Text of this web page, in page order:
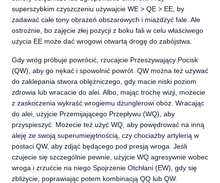
superszybkim czyszczeniu używajcie WE > QE > EE, by
zadawać całe tony obrażeń obszarowych i miażdżyć fale. Ale
ostrożnie, bo zajęcie złej pozycji z boku fali w celu właściwego
użycia EE może dać wrogowi otwartą drogę do zabójstwa.
Gdy wróg próbuje powrócić, rzucajcie Przeszywający Pocisk
(QW), aby go nękać i spowolnić powrót. QW można też używać
do zaklepania stwora oblężniczego, gdy macie niski poziom
zdrowia lub wracacie do alei. Albo, mając trochę wizji, możecie
z zaskoczenia wykraść wrogiemu dżunglerowi obóz. Wracając
do alei, użyjcie Przemijającego Przepływu (WQ), aby
przyspieszyć. Możecie też użyć WQ, aby powędrować na inną
aleję ze swoją superumiejętnością, czy chociażby artylerią w
postaci QW, aby zdjąć będącego pod presją wroga. Jeśli
czujecie się szczególnie pewnie, użyjcie WQ agresywnie wobec
wroga i zrzućcie na niego Spojrzenie Otchłani (EW), gdy się
zbliżycie, poprawiając potem kombinacją QQ lub QW.